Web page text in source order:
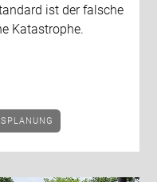
ist der falsche
Katastrophe.